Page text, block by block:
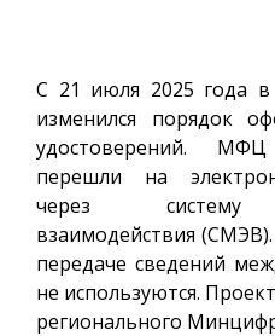
С 21 июля 2025 года в
изменился порядок
удостоверений.
перешли на
через систему
взаимодействия
передаче сведений
не используются.
регионального